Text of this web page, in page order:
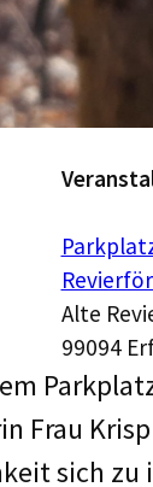
Alte
99094
Frau
sich zu